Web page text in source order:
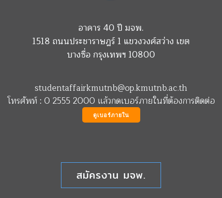
อาคาร 40 ปี มจพ.
1518 ถนนประชาราษฎร์ 1 แขวงวงศ์สว่าง เขต
บางซื่อ กรุงเทพฯ 10800
studentaffairkmutnb@op.kmutnb.ac.th
โทรศัพท์ : 0 2555 2000 แล้วกดเบอร์ภายในที่ต้องการติดต่อ
ดูเบอร์ภายใน
สมัครงาน มจพ.